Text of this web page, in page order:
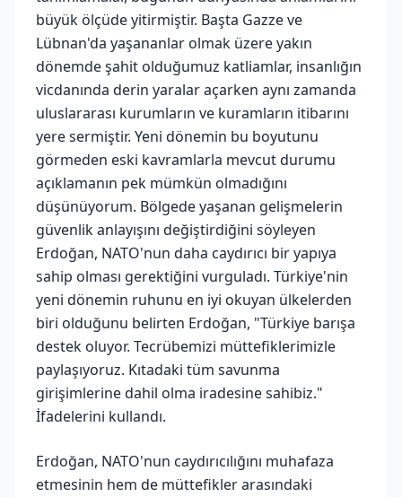
büyük ölçüde yitirmiştir. Başta Gazze ve
Lübnan'da yaşananlar olmak üzere yakın
dönemde şahit olduğumuz katliamlar, insanlığın
vicdanında derin yaralar açarken aynı zamanda
uluslararası kurumların ve kuramların itibarını
yere sermiştir. Yeni dönemin bu boyutunu
görmeden eski kavramlarla mevcut durumu
açıklamanın pek mümkün olmadığını
düşünüyorum. Bölgede yaşanan gelişmelerin
güvenlik anlayışını değiştirdiğini söyleyen
Erdoğan, NATO'nun daha caydırıcı bir yapıya
sahip olması gerektiğini vurguladı. Türkiye'nin
yeni dönemin ruhunu en iyi okuyan ülkelerden
biri olduğunu belirten Erdoğan, "Türkiye barışa
destek oluyor. Tecrübemizi müttefiklerimizle
paylaşıyoruz. Kıtadaki tüm savunma
girişimlerine dahil olma iradesine sahibiz."
İfadelerini kullandı.
Erdoğan, NATO'nun caydırıcılığını muhafaza
etmesinin hem de müttefikler arasındaki